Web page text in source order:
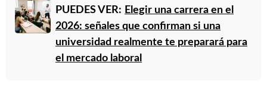
PUEDES VER: Elegir una carrera en el
2026: señales que confirman si una
universidad realmente te preparará para
el mercado laboral